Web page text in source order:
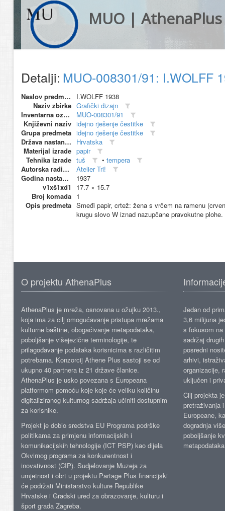
MUO | AthenaPlus
Detalji: MUO-008301/91: I.WOLFF
Naslov predmeta
I.WOLFF 1938
Naziv zbirke Grafički dizajn
Inventarna oznaka
MUO-008301/91
Književni naziv idejno rješenje čestitke
Grupa predmeta idejno rješenje čestitke
Država nastanka
Hrvatska
Materijal izrade papir
Tehnika izrade tuš • tempera
Autorska radionica (proizvođač)
Atelier Tri!
Godina nastanka
1937
v1xš1xd1
17.7 × 15.7
Broj komada 1
Opis predmeta Smeđi papir, crtež: žena s vrčem na ramenu
krugu slovo W iznad nazupčane pravokutne plohe.
O projektu AthenaPlus
AthenaPlus je mreža, osnovana u ožujku 2013.,
koja ima za cilj omogućavanje pristupa mrežama
kulturne baštine, obogaćivanje metapodataka,
poboljšanje višejezične terminologije, te
prilagođavanje podataka korisnicima s različitim
potrebama. Konzorcij Athene Plus sastoji se od
ukupno 40 partnera iz 21 države članice.
AthenaPlus je usko povezana s Europeana
platformom pomoću koje koje će veliku količinu
digitaliziranog kulturnog sadržaja učiniti dostupnim
za korisnike.
Projekt je dobio sredstva EU Programa podrške
politikama za primjenu informacijskih i
komunikacijskih tehnologije (ICT PSP) kao dijela
Okvirnog programa za konkurentnost i
inovativnost (CIP). Sudjelovanje Muzeja za
umjetnost i obrt u projektu Partage Plus financijski
će podržati Ministarstvo kulture Republike
Hrvatske i Gradski ured za obrazovanje, kulturu i
šport grada Zagreba.
Jedan od
3,6 milijuna
s fokusom
sadržaj
posredni
arhivi,
organizacije,
uključen i
Cilj projekta
pretraživanja
Europeane,
dogradnja
poboljšanje